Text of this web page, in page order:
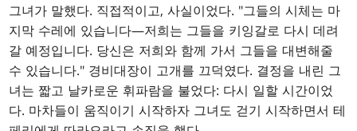
그녀가 말했다. 직접적이고, 사실이었다. "그들의 시체는 마
지막 수레에 있습니다—저희는 그들을 키잉갈로 다시 데려
갈 예정입니다. 당신은 저희와 함께 가서 그들을 대변해줄
수 있습니다." 경비대장이 고개를 끄덕였다. 결정을 내린 그
녀는 짧고 날카로운 휘파람을 불었다: 다시 일할 시간이었
다. 마차들이 움직이기 시작하자 그녀도 걷기 시작하면서 테